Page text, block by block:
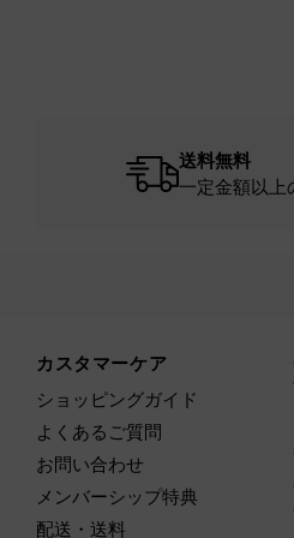
送料無料
一定金額以
カスタマーケア
ショッピングガイド
よくあるご質問
お問い合わせ
メンバーシップ特典
配送・送料